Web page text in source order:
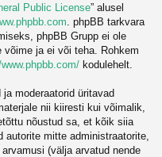
Public License” alusel
. phpBB tarkvara
phpBB Grupp ei ole
ja ei või teha. Rohkem
kodulehelt.
ja moderaatorid üritavad
nii kiiresti kui võimalik,
nõustud sa, et kõik siia
mitte administraatorite,
(välja arvatud nende